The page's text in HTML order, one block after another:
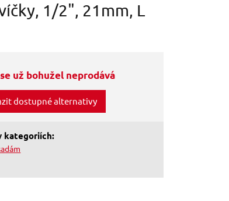
1/2", 21mm, L
už bohužel neprodává
dostupné alternativy
kategoriích: